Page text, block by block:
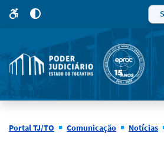
site
5
modo
de
alto
Portal TJ/TO Comunicação Notícias